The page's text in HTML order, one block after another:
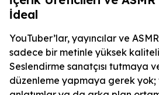
İdeal
YouTuber’lar, yayıncılar ve
sadece bir metinle yüksek
Seslendirme sanatçısı tutmaya
düzenleme yapmaya gerek yok;